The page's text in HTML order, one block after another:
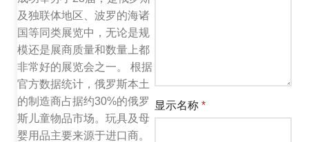
及独联体地区、波罗的海诸
国等同类展览中，无论是规
模还是展商质量和数量上都
非常好的展览会之一。 根据
官方数据统计，俄罗斯本土
的制造商占据约30%的俄罗
斯儿童物品市场。玩具及母
婴用品主要来源于进口商。
显示名称 *